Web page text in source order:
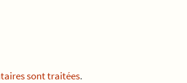
sont traitées.